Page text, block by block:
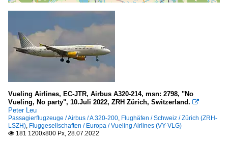
Vueling Airlines, EC-JTR, Airbus A320-214, msn: 2798, "No
Vueling, No party", 10.Juli 2022, ZRH Zürich, Switzerland. 
Peter Leu
Passagierflugzeuge / Airbus / A 320-200, Flughäfen / Schweiz / Zürich (ZRH-
LSZH), Fluggesellschaften / Europa / Vueling Airlines (VY-VLG)
 181 1200x800 Px, 28.07.2022